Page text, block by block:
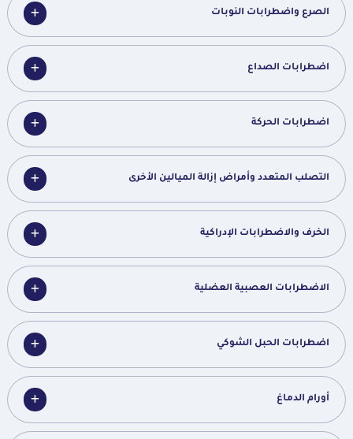
الصرع واضطرابات النوبات
اضطرابات الصداع
اضطرابات الحركة
التصلب المتعدد وأمراض إزالة الميالين الأخرى
الخرف والاضطرابات الإدراكية
الاضطرابات العصبية العضلية
اضطرابات الحبل الشوكي
أورام الدماغ